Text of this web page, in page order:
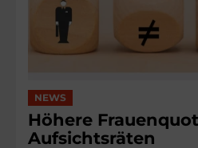
NEWS
Höhere
Aufsichtsräten